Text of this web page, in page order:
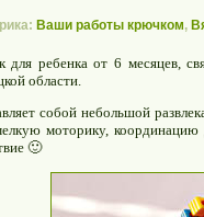
Ваши работы крючком,
для ребенка от 6 месяцев,
области.
собой небольшой
моторику,
🙂